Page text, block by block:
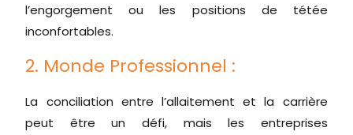
l’engorgement ou les positions de tétée
inconfortables.
2. Monde Professionnel :
La conciliation entre l’allaitement et la carrière
peut être un défi, mais les entreprises